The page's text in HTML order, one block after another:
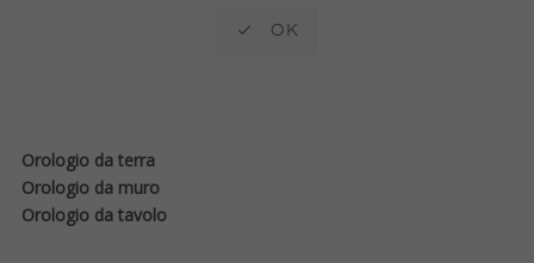
 OK
Orologio da terra
Orologio da muro
Orologio da tavolo